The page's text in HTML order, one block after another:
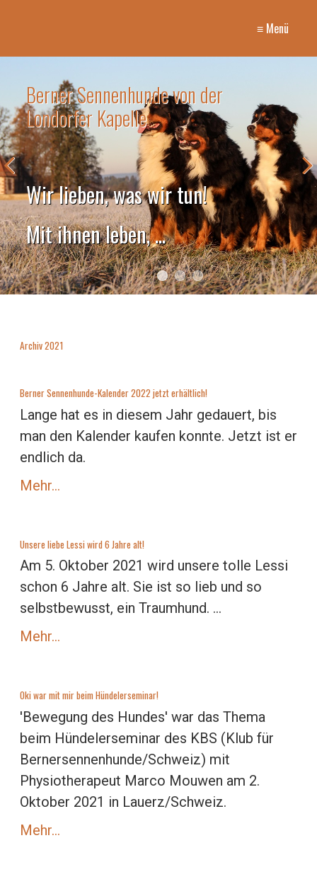
≡ Menü
Berner Sennenhunde von der
Londorfer Kapelle
Wir lieben, was wir tun!
Mit ihnen leben, ...
Archiv 2021
Berner Sennenhunde-Kalender 2022 jetzt erhältlich!
Lange hat es in diesem Jahr gedauert, bis
man den Kalender kaufen konnte. Jetzt ist er
endlich da.
Mehr…
Unsere liebe Lessi wird 6 Jahre alt!
Am 5. Oktober 2021 wird unsere tolle Lessi
schon 6 Jahre alt. Sie ist so lieb und so
selbstbewusst, ein Traumhund. ...
Mehr…
Oki war mit mir beim Hündelerseminar!
'Bewegung des Hundes' war das Thema
beim Hündelerseminar des KBS (Klub für
Bernersennenhunde/Schweiz) mit
Physiotherapeut Marco Mouwen am 2.
Oktober 2021 in Lauerz/Schweiz.
Mehr…